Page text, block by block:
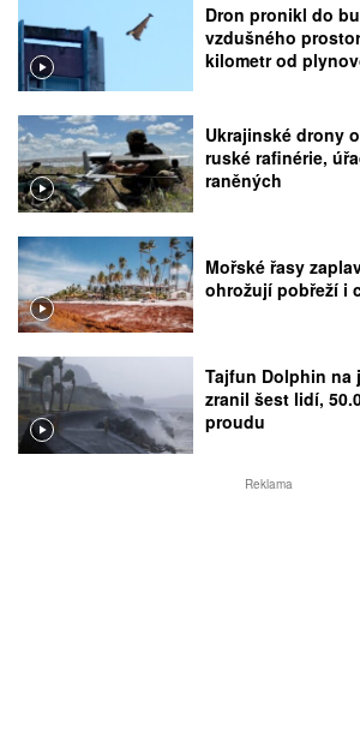
Dron pronikl do
vzdušného
kilometr od
Ukrajinské drony
ruské rafinérie,
raněných
Mořské řasy
ohrožují pobřeží i
Tajfun Dolphin na
zranil šest lidí,
proudu
Reklama